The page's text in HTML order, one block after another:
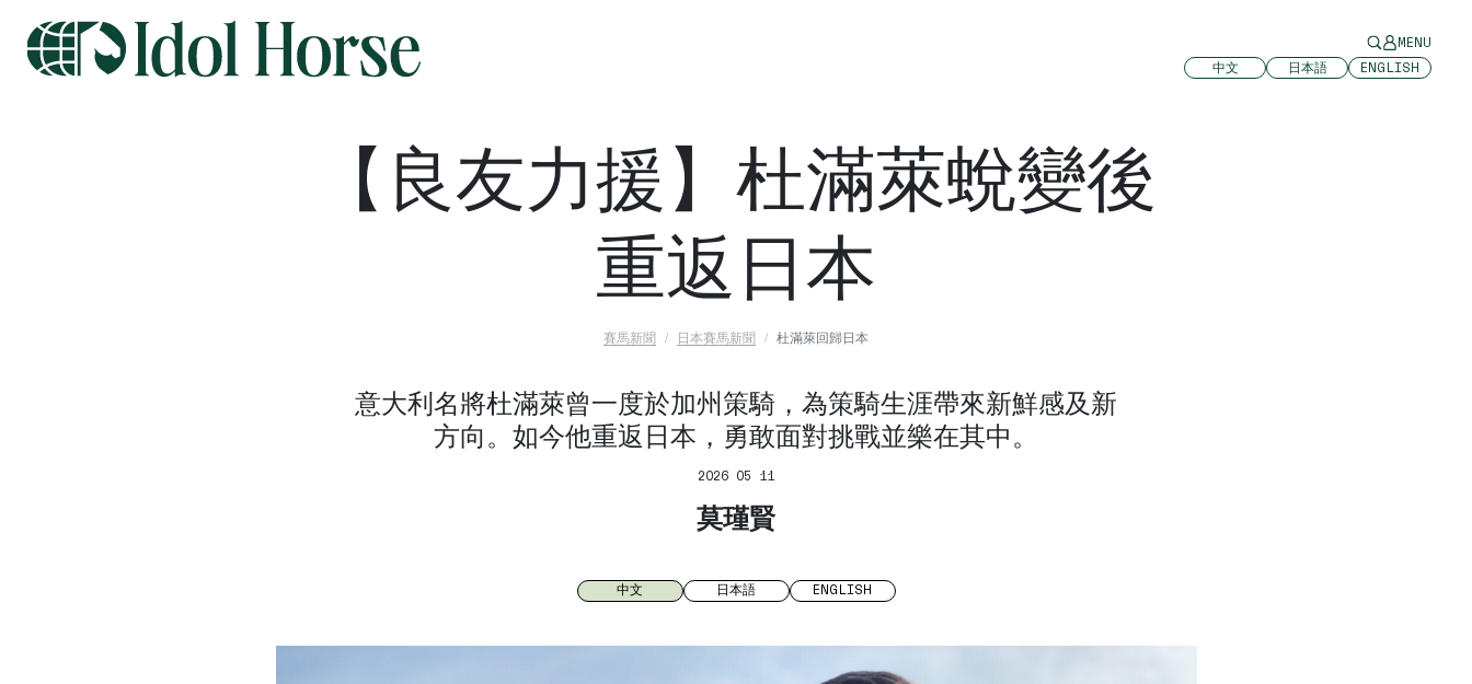
MENU
中文
日本語 ENGLISH
【良友力援】杜滿萊蛻變後
重返日本
賽馬新聞 日本賽馬新聞 杜滿萊回歸日本
意大利名將杜滿萊曾一度於加州策騎，為策騎生涯帶來新鮮感及新
方向。如今他重返日本，勇敢面對挑戰並樂在其中。
2026 05 11
莫瑾賢
中文 日本語 ENGLISH